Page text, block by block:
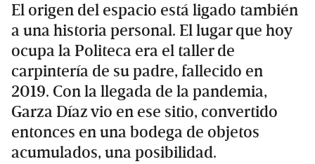
El origen del espacio está ligado también
a una historia personal. El lugar que hoy
ocupa la Politeca era el taller de
carpintería de su padre, fallecido en
2019. Con la llegada de la pandemia,
Garza Díaz vio en ese sitio, convertido
entonces en una bodega de objetos
acumulados, una posibilidad.